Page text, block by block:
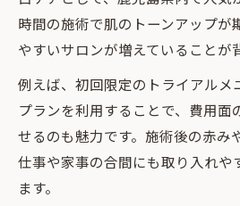
時間の施術で肌のトーンアップが
やすいサロンが増えていることが
例えば、初回限定のトライアルメ
プランを利用することで、費用面
せるのも魅力です。施術後の赤み
仕事や家事の合間にも取り入れや
ます。